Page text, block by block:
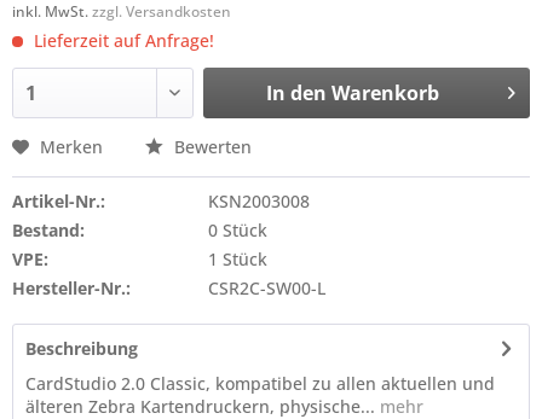
inkl. MwSt.zzgl. Versandkosten
Lieferzeit auf Anfrage!
In den Warenkorb
Merken Bewerten
Artikel-Nr.:
KSN2003008
Bestand:
0 Stück
VPE:
1 Stück
Hersteller-Nr.:
CSR2C-SW00-L
Beschreibung
CardStudio 2.0 Classic, kompatibel zu allen aktuellen und
älteren Zebra Kartendruckern, physische... mehr